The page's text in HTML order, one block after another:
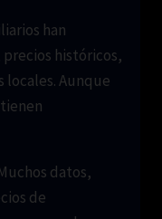
han
históricos,
locales. Aunque
datos,
de